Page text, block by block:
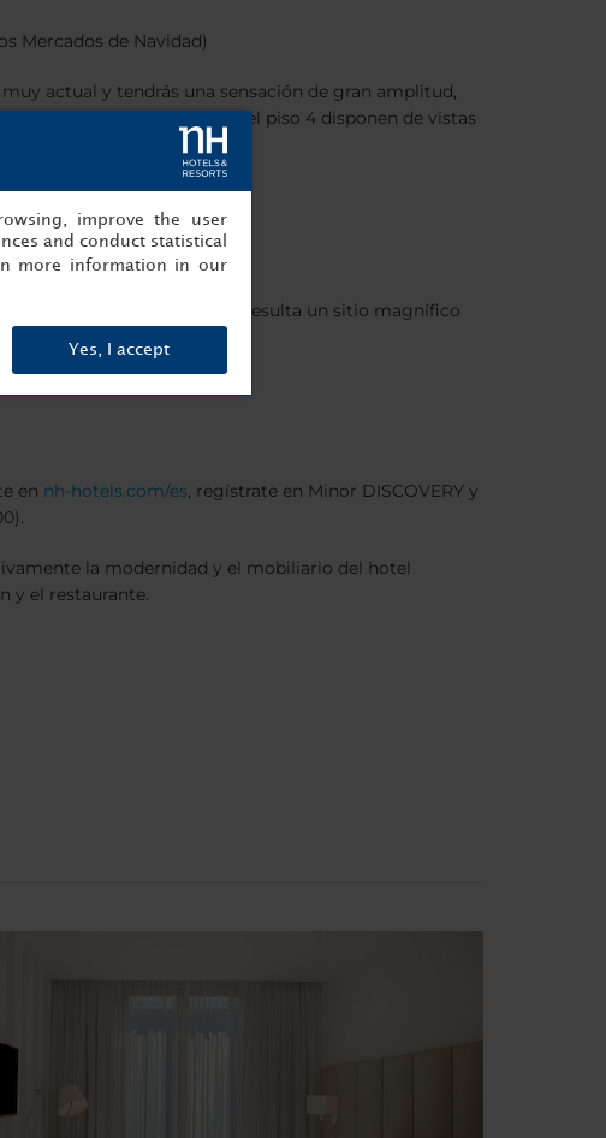
Mercados de Navidad)
actual y tendrás una sensación de gran amplitud,
Además, las Junior Suites del piso 4 disponen de vistas
en el hotel, y nuestro bar resulta un sitio magnífico
pequeño gimnasio.
en nh-hotels.com/es, regístrate en Minor DISCOVERY y
la modernidad y el mobiliario del hotel
y el restaurante.
improve the user
and conduct statistical
more information in our
Yes, I accept